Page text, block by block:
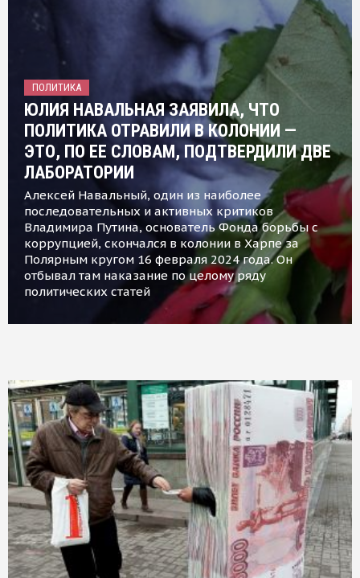
ПОЛИТИКА
ЮЛИЯ НАВАЛЬНАЯ ЗАЯВИЛА, ЧТО
ПОЛИТИКА ОТРАВИЛИ В КОЛОНИИ —
ЭТО, ПО ЕЕ СЛОВАМ, ПОДТВЕРДИЛИ ДВЕ
ЛАБОРАТОРИИ
Алексей Навальный, один из наиболее
последовательных и активных критиков
Владимира Путина, основатель Фонда борьбы с
коррупцией, скончался в колонии в Харпе за
Полярным кругом 16 февраля 2024 года. Он
отбывал там наказание по целому ряду
политических статей